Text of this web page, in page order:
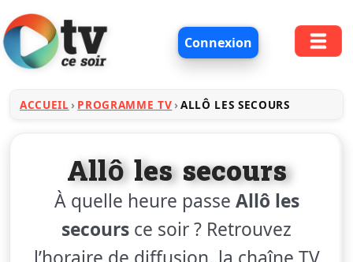
Connexion
ACCUEIL PROGRAMME TV ALLÔ LES SECOURS
Allô les secours
À quelle heure passe Allô les
secours ce soir ? Retrouvez